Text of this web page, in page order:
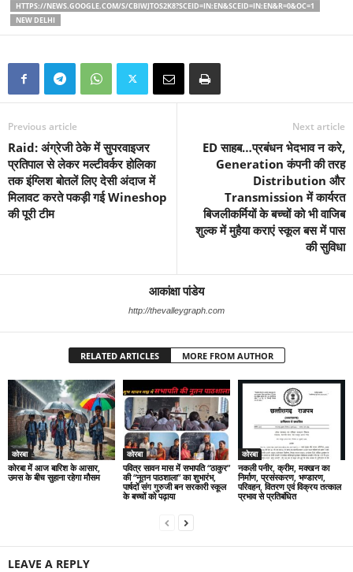
HTTPS://NEWS.GOOGLE.COM/S/CBIWJTOS2K8?SCEID=IN:EN&SCEID=IN:EN&R=0&OC=1
NEW DELHI
Previous article
Raid: अंग्रेजी ठेके में सुपरवाइजर
प्रतिपाल से लेकर मल्टीवर्कर होलिका
तक इंग्लिश बोतलें लिए देसी अंदाज में
मिलावट करते पकड़ी गई Wineshop
की पूरी टीम
Next article
ED साहब…प्रबंधन भेदभाव न करे,
Generation कंपनी की तरह
Distribution और
Transmission में कार्यरत
बिजलीकर्मियों के बच्चों को भी वाजिब
शुल्क में मुहैया कराएं स्कूल बस में पास
की सुविधा
आकांक्षा पांडेय
http://thevalleygraph.com
RELATED ARTICLES MORE FROM AUTHOR
कोरबा
कोरबा में आज बारिश के आसार,
उमस के बीच सुहाना रहेगा मौसम
कोरबा
पवित्र सावन मास में सभापति “ठाकुर”
की “नूतन पाठशाला” का शुभारंभ,
पार्षदों संग गुरुजी बन सरकारी स्कूल
के बच्चों को पढ़ाया
कोरबा
नकली पनीर, क्रीम, मक्खन का
निर्माण, प्रसंस्करण, भण्डारण,
परिवहन, वितरण एवं विक्रय तत्काल
प्रभाव से प्रतिबंधित
LEAVE A REPLY